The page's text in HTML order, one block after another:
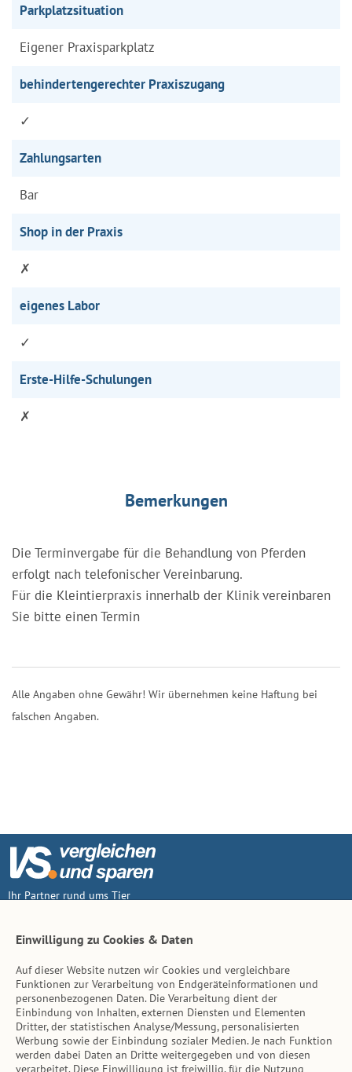
Parkplatzsituation
Eigener Praxisparkplatz
behindertengerechter Praxiszugang
✓
Zahlungsarten
Bar
Shop in der Praxis
✗
eigenes Labor
✓
Erste-Hilfe-Schulungen
✗
Bemerkungen
Die Terminvergabe für die Behandlung von Pferden
erfolgt nach telefonischer Vereinbarung.
Für die Kleintierpraxis innerhalb der Klinik vereinbaren
Sie bitte einen Termin
Alle Angaben ohne Gewähr! Wir übernehmen keine Haftung bei
falschen Angaben.
Ihr Partner rund ums Tier
Inhalt
Tierarzt-Suche
Hinweise
Einwilligung zu Cookies & Daten
Auf dieser Website nutzen wir Cookies und vergleichbare
Funktionen zur Verarbeitung von Endgeräteinformationen und
personenbezogenen Daten. Die Verarbeitung dient der
Einbindung von Inhalten, externen Diensten und Elementen
Dritter, der statistischen Analyse/Messung, personalisierten
Werbung sowie der Einbindung sozialer Medien. Je nach Funktion
werden dabei Daten an Dritte weitergegeben und von diesen
verarbeitet. Diese Einwilligung ist freiwillig, für die Nutzung